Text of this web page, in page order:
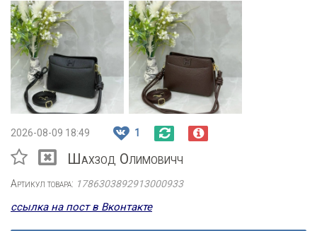
2026-08-09 18:49 1
Шахзод Олимовичч
Артикул товара: 1786303892913000933
ссылка на пост в Вконтакте